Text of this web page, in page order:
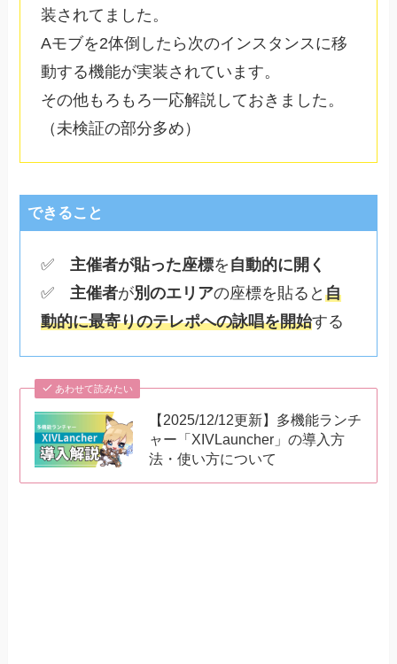
装されてました。
Aモブを2体倒したら次のインスタンスに移
動する機能が実装されています。
その他もろもろ一応解説しておきました。
（未検証の部分多め）
できること
✅ 主催者が貼った座標を 自動的に開く
✅ 主催者が別のエリアの座標を貼ると 自
動的に最寄りのテレポへの詠唱を開始する
あわせて読みたい
【2025/12/12更新】多機能ランチ
ャー「XIVLauncher」の導入方
法・使い方について